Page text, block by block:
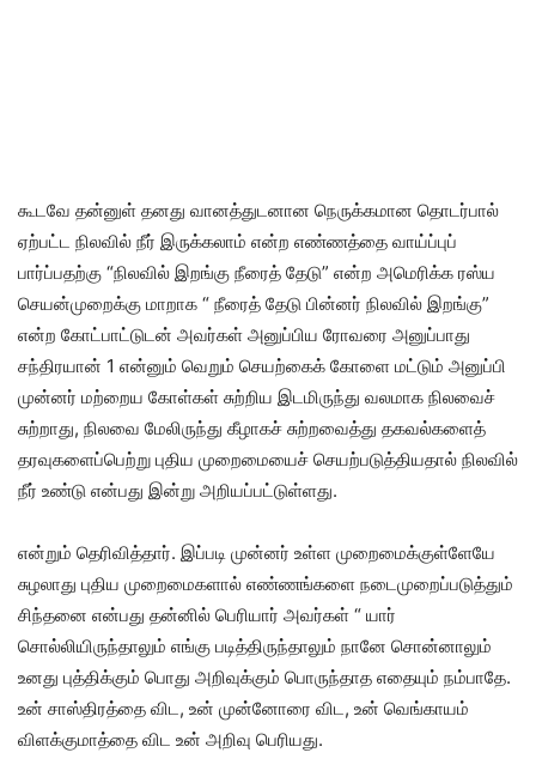
கூடவே தன்னுள் தனது வானத்துடனான நெருக்கமான தொடர்பால்
ஏற்பட்ட நிலவில் நீர் இருக்கலாம் என்ற எண்ணத்தை வாய்ப்புப்
பார்ப்பதற்கு “நிலவில் இறங்கு நீரைத் தேடு” என்ற அமெரிக்க ரஸ்ய
செயன்முறைக்கு மாறாக “ நீரைத் தேடு பின்னர் நிலவில் இறங்கு”
என்ற கோட்பாட்டுடன் அவர்கள் அனுப்பிய ரோவரை அனுப்பாது
சந்திரயான் 1 என்னும் வெறும் செயற்கைக் கோளை மட்டும் அனுப்பி
முன்னர் மற்றைய கோள்கள் சுற்றிய இடமிருந்து வலமாக நிலவைச்
சுற்றாது, நிலவை மேலிருந்து கீழாகச் சுற்றவைத்து தகவல்களைத்
தரவுகளைப்பெற்று புதிய முறைமையைச் செயற்படுத்தியதால் நிலவில்
நீர் உண்டு என்பது இன்று அறியப்பட்டுள்ளது.
என்றும் தெரிவித்தார். இப்படி முன்னர் உள்ள முறைமைக்குள்ளேயே
சுழலாது புதிய முறைமைகளால் எண்ணங்களை நடைமுறைப்படுத்தும்
சிந்தனை என்பது தன்னில் பெரியார் அவர்கள் “ யார்
சொல்லியிருந்தாலும் எங்கு படித்திருந்தாலும் நானே சொன்னாலும்
உனது புத்திக்கும் பொது அறிவுக்கும் பொருந்தாத எதையும் நம்பாதே.
உன் சாஸ்திரத்தை விட, உன் முன்னோரை விட, உன் வெங்காயம்
விளக்குமாத்தை விட உன் அறிவு பெரியது.